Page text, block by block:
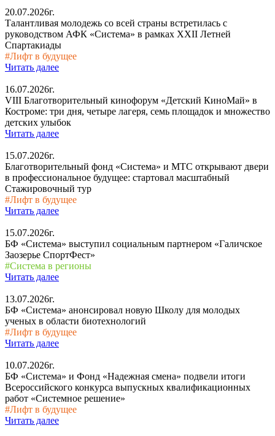
20.07.2026г.
Талантливая молодежь со всей страны встретилась с
руководством АФК «Система» в рамках XXII Летней
Спартакиады
#Лифт в будущее
Читать далее
16.07.2026г.
VIII Благотворительный кинофорум «Детский КиноМай» в
Костроме: три дня, четыре лагеря, семь площадок и множество
детских улыбок
Читать далее
15.07.2026г.
Благотворительный фонд «Система» и МТС открывают двери
в профессиональное будущее: стартовал масштабный
Стажировочный тур
#Лифт в будущее
Читать далее
15.07.2026г.
БФ «Система» выступил социальным партнером «Галичское
Заозерье СпортФест»
#Система в регионы
Читать далее
13.07.2026г.
БФ «Система» анонсировал новую Школу для молодых
ученых в области биотехнологий
#Лифт в будущее
Читать далее
10.07.2026г.
БФ «Система» и Фонд «Надежная смена» подвели итоги
Всероссийского конкурса выпускных квалификационных
работ «Системное решение»
#Лифт в будущее
Читать далее